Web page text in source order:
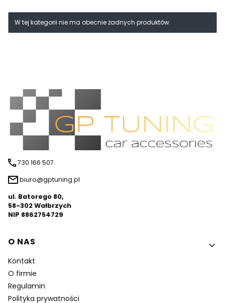
Lista produktów
W tej kategorii nie ma obecnie żadnych produktów
730 166 507
biuro@gptuning.pl
ul. Batorego 80,
58-302 Wałbrzych
NIP 8862754729
Linki w stopce
O NAS
Kontakt
O firmie
Regulamin
Polityka prywatności